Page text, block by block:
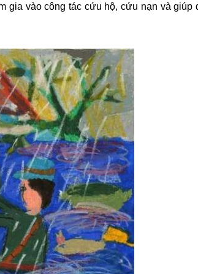
gia vào công tác cứu hộ, cứu nạn và giúp